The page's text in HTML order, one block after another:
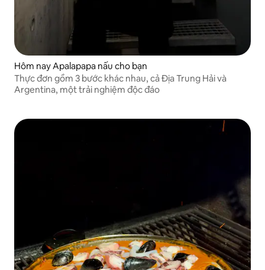
Hôm nay Apalapapa nấu cho bạn
Thực đơn gồm 3 bước khác nhau, cả Địa Trung Hải và
Argentina, một trải nghiệm độc đáo